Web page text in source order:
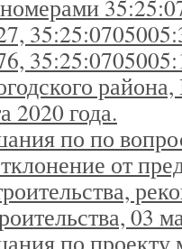
2020 года.
по по
от
03
по проекту